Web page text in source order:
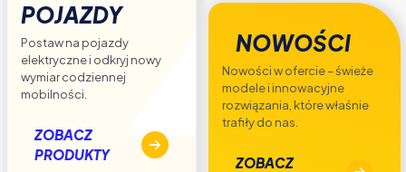
POJAZDY
Postaw na pojazdy
elektryczne i odkryj nowy
wymiar codziennej
mobilności.
ZOBACZ
PRODUKTY
NOWOŚCI
Nowości w ofercie – świeże
modele i innowacyjne
rozwiązania, które właśnie
trafiły do nas.
ZOBACZ